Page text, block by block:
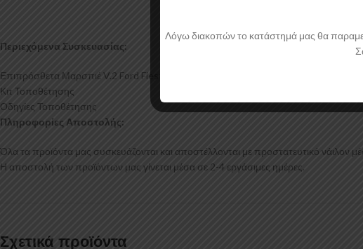
Περιεχόμενα Συσκευασίας:
Επιπρόσθετα Μαρσπιέ V.2 Ford Fiesta Mk8 ST / ST-Line
Κιτ Τοποθέτησης
Οδηγίες Τοποθέτησης
Πληροφορίες Αποστολής:
Όλα τα προϊόντα μας συσκευάζονται και αποστέλλονται με προστατευτικό νάιλον
Η αποστολή των προϊόντων μας γίνεται μέσα σε 2-4 εργάσιμες ημέρες.
Σχετικά προϊόντα
Λόγω διακοπών το κατάστημά μας θα